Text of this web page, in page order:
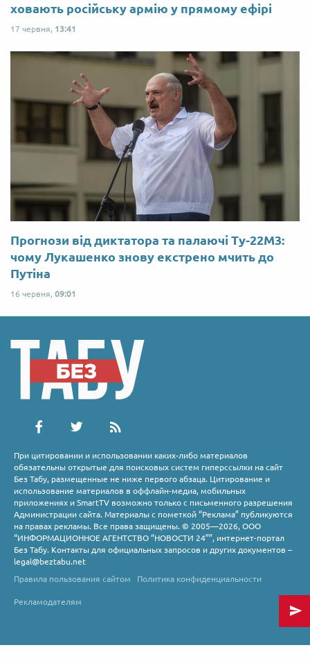
ховають російську армію у прямому ефірі
17 червня, 13:41
Прогнози від диктатора та палаючі Ту-22М3:
чому Лукашенко знову екстрено мчить до
Путіна
16 червня, 09:01
При цитировании и использовании каких-либо материалов
обязательны открытые для поисковых систем гиперссылки на сайт
Без Табу, размещенные не ниже первого абзаца. Цитирование и
использование материалов в оффлайн-медиа, мобильных
приложениях и SmartTV возможно только с письменного разрешения
Администрации сайта. Материалы с пометкой “Реклама” публикуются
на правах рекламы. Все права защищены. © 2005—2026, ООО
“ИНФОРМАЦИОННОЕ АГЕНТСТВО “НОВОСТИ 24””, интернет-портал
Без Табу. Контакты для официальных запросов и других документов –
legal@beztabu.net
Правила пользования сайтом
Политика конфиденциальности
Рекламодателям